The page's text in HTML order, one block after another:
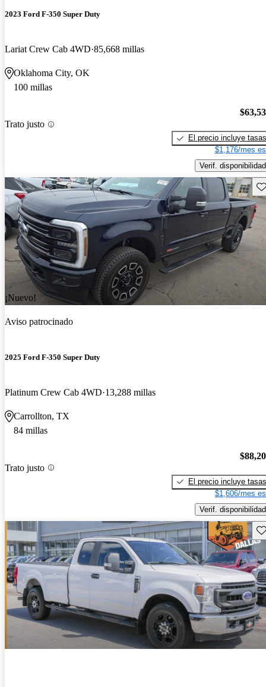
2023 Ford F-350 Super Duty
Lariat Crew Cab 4WD 85,668 millas
Oklahoma City, OK
100 millas
Trato justo
El precio incluye tasas
$1,176/mes
Verif. disponibilidad
¡Nuevo!
Aviso patrocinado
2025 Ford F-350 Super Duty
Platinum Crew Cab 4WD 13,288 millas
Carrollton, TX
84 millas
Trato justo
El precio incluye tasas
$1,606/mes
Verif. disponibilidad